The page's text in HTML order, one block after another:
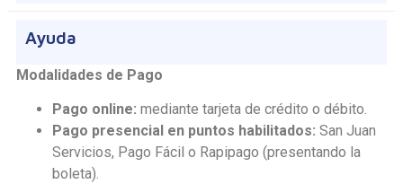
Ayuda
Modalidades de Pago
Pago online: mediante tarjeta de crédito o débito.
Pago presencial en puntos habilitados: San Juan
Servicios, Pago Fácil o Rapipago (presentando la
boleta).